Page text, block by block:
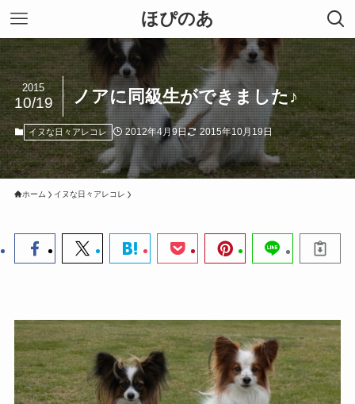
ほぴのあ
ノアに同級生ができました♪
2015
10/19
イヌな日々アレコレ 2012年4月9日 2015年10月19日
ホーム イヌな日々アレコレ